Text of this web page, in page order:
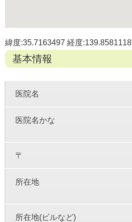
緯度:35.7163497 経度:139.8581118
基本情報
医院名
医院名かな
〒
所在地
所在地(ビルなど)